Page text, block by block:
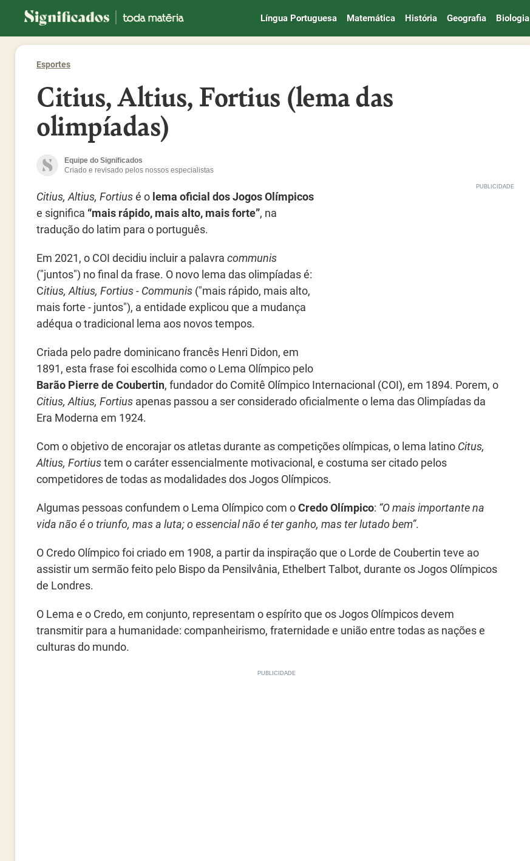
Significados
Língua Portuguesa Matemática História Geografia Biologia
Esportes
Citius, Altius, Fortius (lema das
olimpíadas)
Equipe do Significados
Criado e revisado pelos nossos especialistas
Citius, Altius, Fortiusé o lema oficial dos Jogos Olímpicos
e significa “mais rápido, mais alto, mais forte”, na
tradução do latim para o português.
Em 2021, o COI decidiu incluir a palavra communis
("juntos") no final da frase. O novo lema das olimpíadas é:
Citius, Altius, Fortius - Communis ("mais rápido, mais alto,
mais forte - juntos"), a entidade explicou que a mudança
adéqua o tradicional lema aos novos tempos.
Criada pelo padre dominicano francês Henri Didon, em
1891, esta frase foi escolhida como o Lema Olímpico pelo
Barão Pierre de Coubertin, fundador do Comitê Olímpico Internacional (COI), em 1894. Porem, o
Citius, Altius, Fortius apenas passou a ser considerado oficialmente o lema das Olimpíadas da
Era Moderna em 1924.
Com o objetivo de encorajar os atletas durante as competições olímpicas, o lema latino Citus,
Altius, Fortiustem o caráter essencialmente motivacional, e costuma ser citado pelos
competidores de todas as modalidades dos Jogos Olímpicos.
Algumas pessoas confundem o Lema Olímpico com oCredo Olímpico: “O mais importante na
vida não é o triunfo, mas a luta; o essencial não é ter ganho, mas ter lutado bem”.
O Credo Olímpico foi criado em 1908, a partir da inspiração que o Lorde de Coubertin teve ao
assistir um sermão feito pelo Bispo da Pensilvânia, Ethelbert Talbot, durante os Jogos Olímpicos
de Londres.
O Lema e o Credo, em conjunto, representam o espírito que os Jogos Olímpicos devem
transmitir para a humanidade: companheirismo, fraternidade e união entre todas as nações e
culturas do mundo.